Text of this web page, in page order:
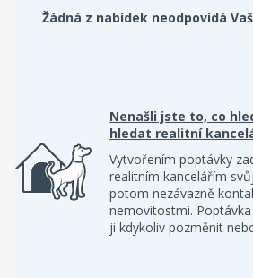
Žádná z nabídek neodpovídá
Nenašli jste to, co
hledat realitní
Vytvořením poptávky
realitním kancelářím
potom nezávazně
nemovitostmi.
ji kdykoliv pozměnit